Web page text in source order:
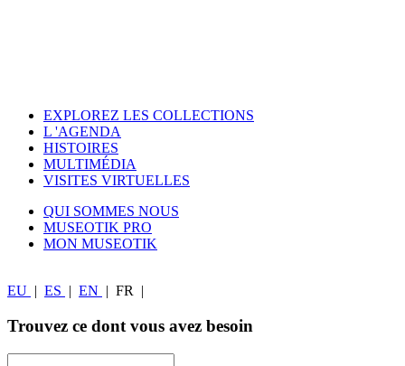
EXPLOREZ LES COLLECTIONS
L 'AGENDA
HISTOIRES
MULTIMÉDIA
VISITES VIRTUELLES
QUI SOMMES NOUS
MUSEOTIK PRO
MON MUSEOTIK
EU ES EN FR
Trouvez ce dont vous avez besoin